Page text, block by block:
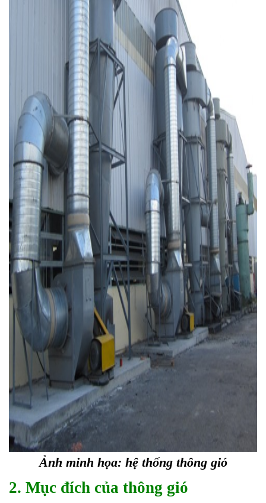
Ảnh minh họa: hệ thống thông gió
2. Mục đích của thông gió